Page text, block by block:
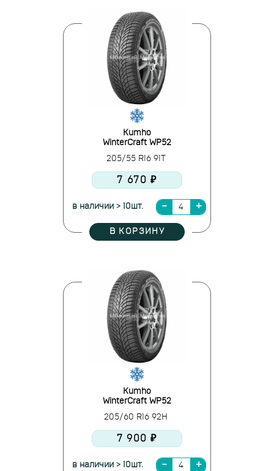
Kumho
WinterCraft WP52
205/55 R16 91T
7 670 ₽
в наличии > 10шт.
В КОРЗИНУ
Kumho
WinterCraft WP52
205/60 R16 92H
7 900 ₽
в наличии > 10шт.